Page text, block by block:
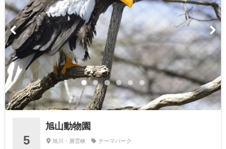
5
旭山動物園
旭川・層雲峡 テーマパーク